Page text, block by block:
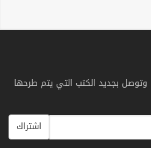
وتوصل بجديد الكتب التي يتم طرحها
اشتراك